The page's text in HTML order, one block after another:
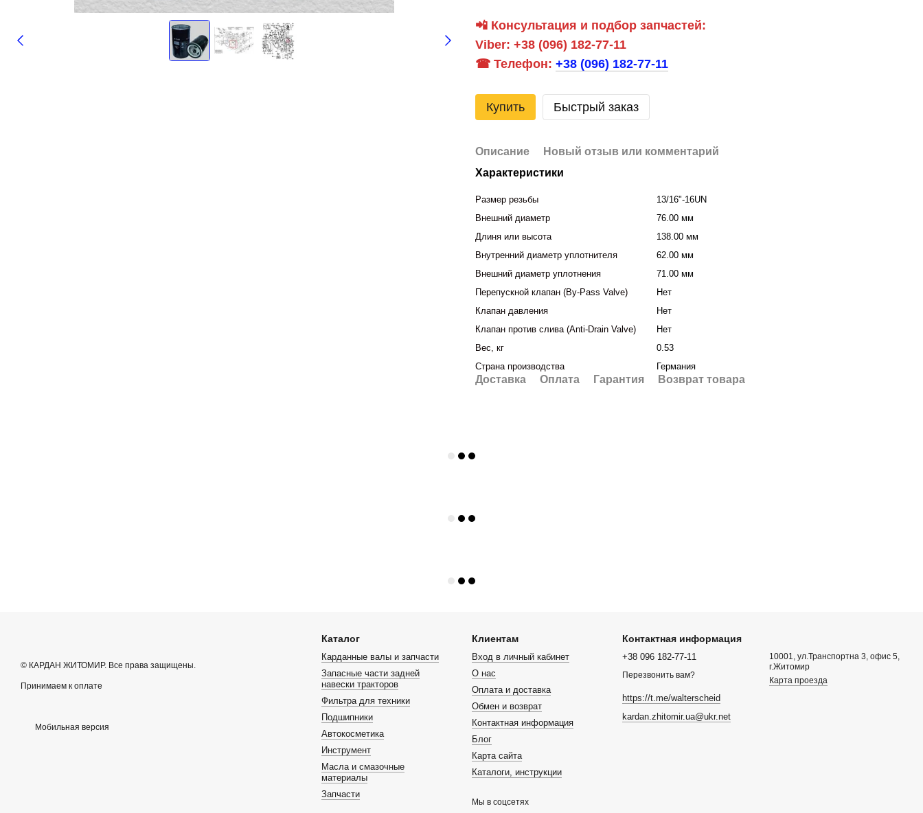
📲 Консультация и подбор запчастей:
Viber: +38 (096) 182-77-11
☎ Телефон: +38 (096) 182-77-11
Купить Быстрый заказ
Описание
Новый отзыв или комментарий
Характеристики
Размер резьбы
13/16"-16UN
Внешний диаметр
76.00 мм
Длиня или высота
138.00 мм
Внутренний диаметр уплотнителя
62.00 мм
Внешний диаметр уплотнения
71.00 мм
Перепускной клапан (By-Pass Valve)
Нет
Клапан давления
Нет
Клапан против слива (Anti-Drain Valve)
Нет
Вес, кг
0.53
Страна производства
Германия
Доставка Оплата Гарантия Возврат товара
© КАРДАН ЖИТОМИР. Все права защищены.
Принимаем к оплате
Мобильная версия
Каталог
Карданные валы и запчасти
Запасные части задней
навески тракторов
Фильтра для техники
Подшипники
Автокосметика
Инструмент
Масла и смазочные
материалы
Запчасти
Клиентам
Вход в личный кабинет
О нас
Оплата и доставка
Обмен и возврат
Контактная информация
Блог
Карта сайта
Каталоги, инструкции
Мы в соцсетях
Контактная информация
+38 096 182-77-11
Перезвонить вам?
https://t.me/walterscheid
kardan.zhitomir.ua@ukr.net
10001, ул.Транспортна 3, офис 5,
г.Житомир
Карта проезда